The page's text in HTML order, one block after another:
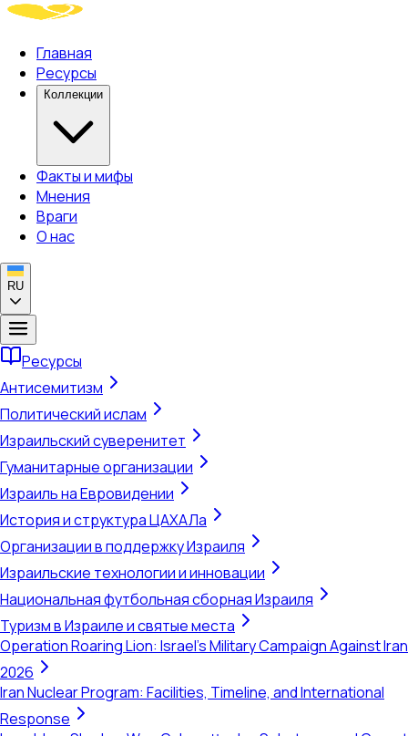
Главная
Ресурсы
Коллекции
Факты и мифы
Мнения
Враги
О нас
RU
Ресурсы
Антисемитизм
Политический ислам
Израильский суверенитет
Гуманитарные организации
Израиль на Евровидении
История и структура ЦАХАЛа
Организации в поддержку Израиля
Израильские технологии и инновации
Национальная футбольная сборная Израиля
Туризм в Израиле и святые места
Operation Roaring Lion: Israel's Military Campaign Against Iran
2026
Iran Nuclear Program: Facilities, Timeline, and International
Response